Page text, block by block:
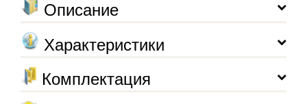
Описание
Характеристики
Комплектация